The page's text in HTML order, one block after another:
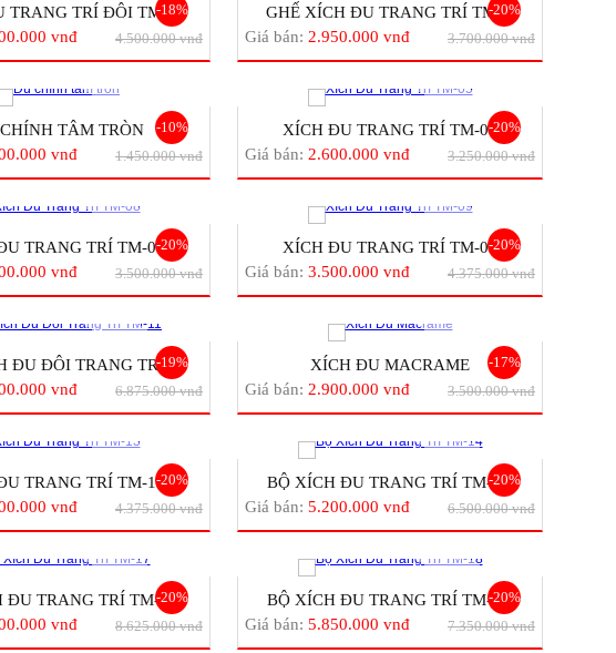
-18%
TRANG TRÍ ĐÔI TM-...
vnđ 4.500.000 vnđ
-20%
GHẾ XÍCH ĐU TRANG TRÍ TM-...
Giá bán: 2.950.000 vnđ 3.700.000 vnđ
-10%
TÂM TRÒN
vnđ 1.450.000 vnđ
-20%
XÍCH ĐU TRANG TRÍ TM-05
Giá bán: 2.600.000 vnđ 3.250.000 vnđ
-20%
TRANG TRÍ TM-08
vnđ 3.500.000 vnđ
-20%
XÍCH ĐU TRANG TRÍ TM-09
Giá bán: 3.500.000 vnđ 4.375.000 vnđ
-19%
ĐU ĐÔI TRANG TRÍ...
vnđ 6.875.000 vnđ
-17%
XÍCH ĐU MACRAME
Giá bán: 2.900.000 vnđ 3.500.000 vnđ
-20%
TRANG TRÍ TM-13
vnđ 4.375.000 vnđ
-20%
BỘ XÍCH ĐU TRANG TRÍ TM-1...
Giá bán: 5.200.000 vnđ 6.500.000 vnđ
-20%
ĐU TRANG TRÍ TM-1...
vnđ 8.625.000 vnđ
-20%
BỘ XÍCH ĐU TRANG TRÍ TM-1...
Giá bán: 5.850.000 vnđ 7.350.000 vnđ